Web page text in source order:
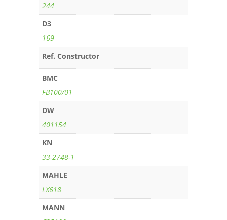
244
D3
169
Ref. Constructor
BMC
FB100/01
DW
401154
KN
33-2748-1
MAHLE
LX618
MANN